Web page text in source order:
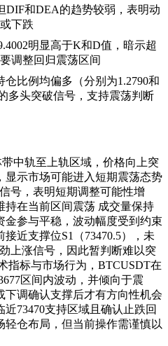
DIF和DEA的趋势较弱，表明动
下跌
明显高于K和D值，暗示超
调整回归震荡区间
仓比例均偏多（分别为1.2790和
多头突破信号，支持震荡判断
中轨至上轨区域，价格向上突
显示市场可能进入短期震荡态势
号，表明短期调整可能性增
持在当前区间震荡 成交量保持
参与平稳，波动幅度受到约束
近支撑位S1（73470.5），未
上涨信号，因此暂判断难以突
指标与市场行为，BTCUSDT在
区间内波动，并倾向于震
调确认支撑后才有方向性机会
73470支持区域且确认止跌回
仓布局，但当前操作需谨慎以